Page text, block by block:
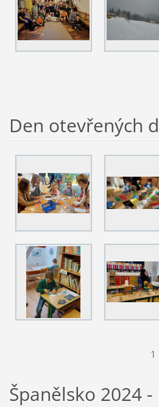
Den otevřených
1
Španělsko 2024